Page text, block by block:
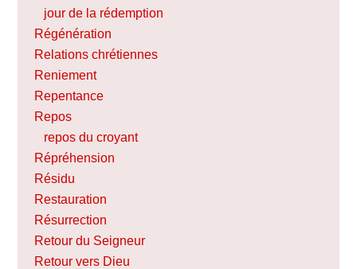
jour de la rédemption
Régénération
Relations chrétiennes
Reniement
Repentance
Repos
repos du croyant
Répréhension
Résidu
Restauration
Résurrection
Retour du Seigneur
Retour vers Dieu